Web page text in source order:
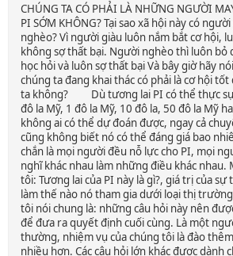
CHÚNG TA CÓ PHẢI LÀ NHỮNG NGƯỜI
PI SỚM KHÔNG? Tại sao xã hội này có
nghèo? Vì người giàu luôn nắm bắt cơ hội,
không sợ thất bại. Người nghèo thì luôn bỏ
học hỏi và luôn sợ thất bại Và bây giờ hãy
chúng ta đang khai thác có phải là cơ hội
ta không? Dù tương lai PI có thể thực sự
đô la Mỹ, 1 đô la Mỹ, 10 đô la, 50 đô la Mỹ
không ai có thể dự đoán được, ngay cả
cũng không biết nó có thể đáng giá bao
chắn là mọi người đều nỗ lực cho PI, mọi
nghĩ khác nhau làm những điều khác
tôi: Tương lai của PI này là gì?, giá trị của sự
làm thế nào nó tham gia dưới loại thị
tôi nói chung là: những câu hỏi này nên
để đưa ra quyết định cuối cùng. Là một
thường, nhiệm vụ của chúng tôi là đào
nhiều hơn. Các câu hỏi lớn khác được dành